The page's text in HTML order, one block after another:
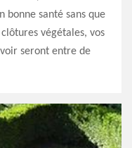
bonne santé sans que
végétales, vos
seront entre de